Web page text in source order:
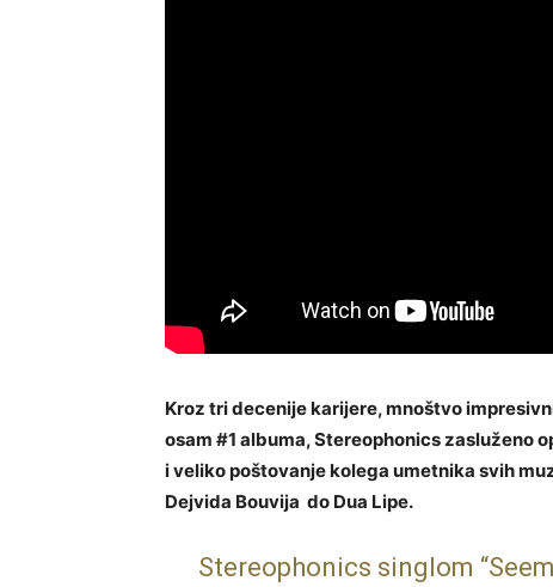
Kroz tri decenije karijere, mnoštvo
osam #1 albuma, Stereophonics zasluženo
i veliko poštovanje kolega umetnika svih
Dejvida Bouvija do Dua Lipe.
Stereophonics singlom